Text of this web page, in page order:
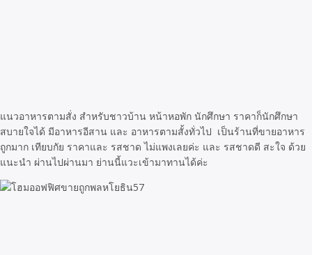
แนวอาหารตามสั่ง สำหรับชาวบ้าน หน้าหอพัก นักศึกษา ราคาก็นักศึกษา
สบายใจได้ มีอาหารอีสาน และ อาหารตามสั้งทั่วไป เป็นร้านที่ขายอาหาร
ถูกมาก เทียบกัย ราคาและ รสชาด ไม่แพงเลยค่ะ และ รสชาดดี สะใจ ด้วย
แนะนำ ผ่านไปผ่านมา ย่านนี้แวะเข้ามาทานได้ค่ะ